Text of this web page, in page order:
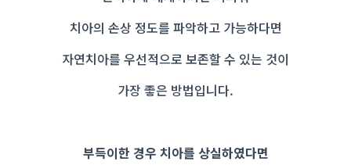
치아의 손상 정도를 파악하고 가능하다면
자연치아를 우선적으로 보존할 수 있는 것이
가장 좋은 방법입니다.
부득이한 경우 치아를 상실하였다면